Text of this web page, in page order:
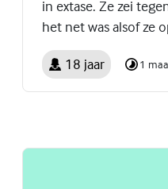
in extase. Ze zei
het net was alsof ze
18 jaar 1